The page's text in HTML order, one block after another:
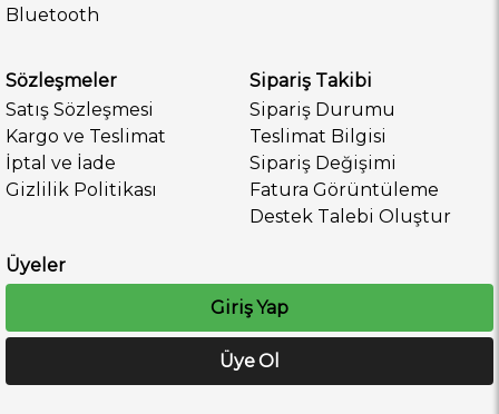
Bluetooth
Sözleşmeler
Satış Sözleşmesi
Kargo ve Teslimat
İptal ve İade
Gizlilik Politikası
Sipariş Takibi
Sipariş Durumu
Teslimat Bilgisi
Sipariş Değişimi
Fatura Görüntüleme
Destek Talebi Oluştur
Üyeler
Giriş Yap
Üye Ol